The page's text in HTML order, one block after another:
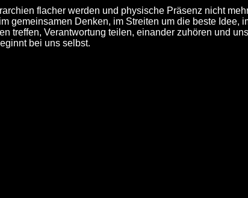
flacher werden und physische Präsenz nicht
gemeinsamen Denken, im Streiten um die beste Idee,
treffen, Verantwortung teilen, einander zuhören und
bei uns selbst.